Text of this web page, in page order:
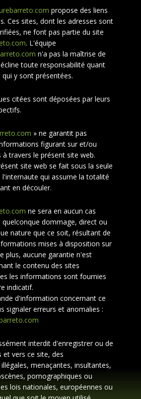
propose des liens
Ces sites, dont les adresses sont
ne font pas partie du site
. L'équipe
n'a pas la maîtrise de
toute responsabilité quant
y sont présentées.
citées sont déposées par leurs
» ne garantit pas
figurant sur et/ou
à travers le présent site web.
site web se fait sous la seule
l'internaute qui assume la totalité
en découler.
ne sera en aucun cas
quelconque dommage, direct ou
nature que ce soit, résultant de
mises à disposition sur
plus, aucune garantie n'est
le contenu des sites
les informations sont fournies
indicatif.
d'information concernant ce
signaler erreurs et anomalies :
interdit d'enregistrer ou de
vers ce site, des
menaçantes, insultantes,
pornographiques ou
lois nationales, européennes ou